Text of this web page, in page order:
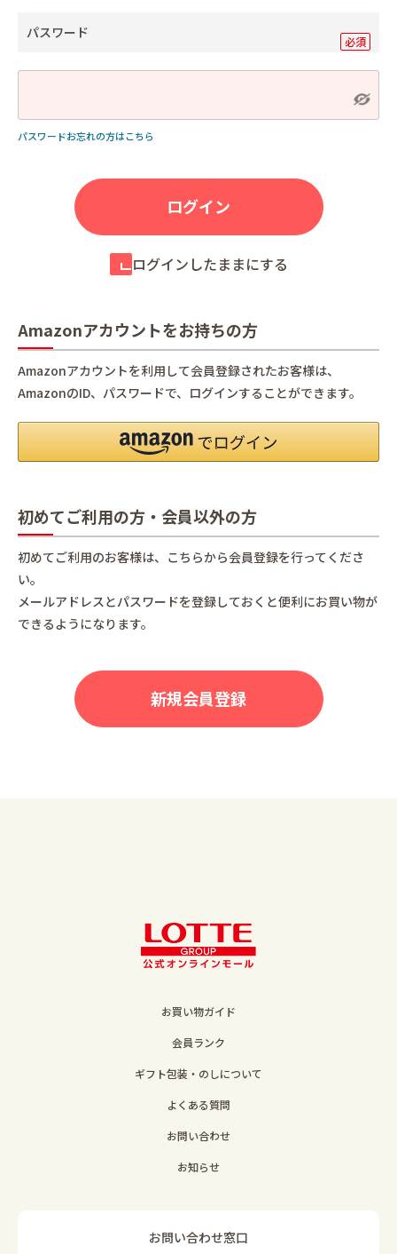
パスワード
パスワードお忘れの方はこちら
ログインしたままにする
Amazonアカウントをお持ちの方
Amazonアカウントを利用して会員登録されたお客様は、
AmazonのID、パスワードで、ログインすることができます。
初めてご利用の方・会員以外の方
初めてご利用のお客様は、こちらから会員登録を行ってくださ
い。
メールアドレスとパスワードを登録しておくと便利にお買い物が
できるようになります。
お買い物ガイド
会員ランク
ギフト包装・のしについて
よくある質問
お問い合わせ
お知らせ
お問い合わせ窓口